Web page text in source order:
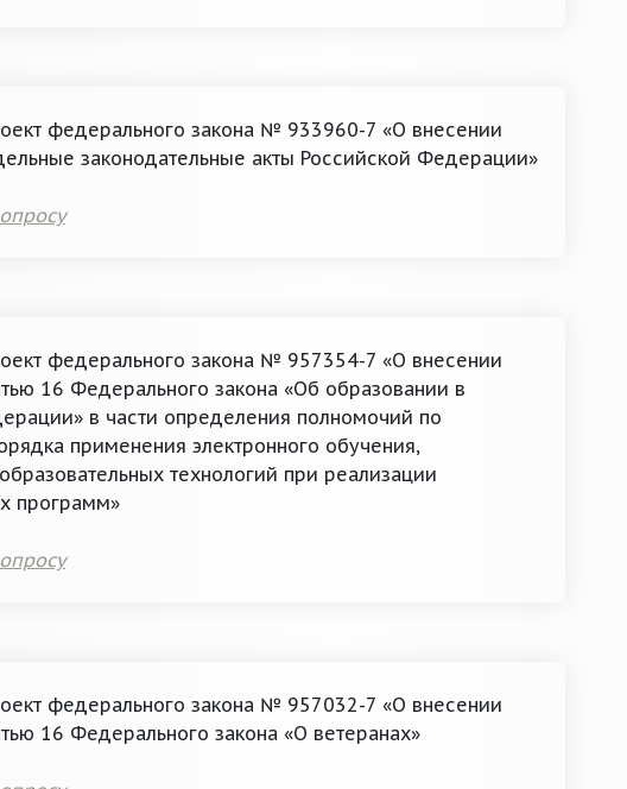
федерального закона № 933960-7 «О внесении
законодательные акты Российской Федерации»
федерального закона № 957354-7 «О внесении
16 Федерального закона «Об образовании в
в части определения полномочий по
применения электронного обучения,
технологий при реализации
программ»
федерального закона № 957032-7 «О внесении
16 Федерального закона «О ветеранах»